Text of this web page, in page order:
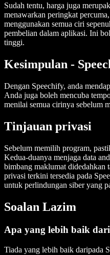
Sudah tentu, harga juga
menawarkan peringkat
menggunakan semua ciri
pembelian dalam aplikasi. Ini
tinggi.
Kesimpulan -
Dengan Speechify, anda
Anda juga boleh mencuba
menilai semua cirinya sebelum
Tinjauan privasi
Sebelum memilih program,
Kedua-duanya menjaga data
bimbang maklumat didedahkan
privasi terkini tersedia pada
untuk perlindungan siber yang
Soalan Lazim
Apa yang lebih baik
Tiada yang lebih baik daripada